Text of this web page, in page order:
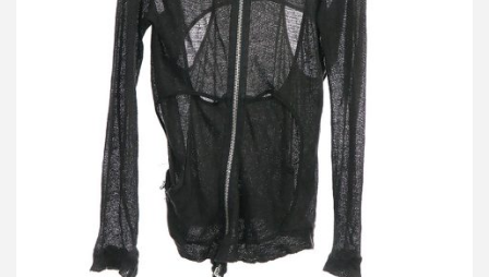
ダミールドーマ デザインメッシュニットジップアップパーカー
買取金額 2,400円
詳しく見る